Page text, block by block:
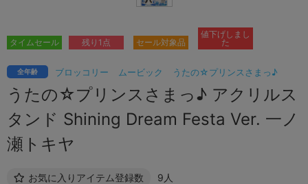
ブロッコリー ムービック うたの☆プリンスさまっ♪
全年齢
うたの☆プリンスさまっ♪ アクリルス
タンド Shining Dream Festa Ver. 一ノ
瀬トキヤ
お気に入りアイテム登録数 9人
タイムセール 残り1点 セール対象品
値下げしまし
た